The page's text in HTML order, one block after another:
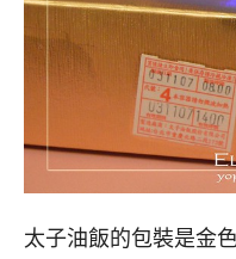
太子油飯的包裝是金